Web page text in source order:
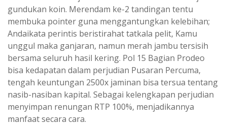
gundukan koin. Merendam ke-2 tandingan tentu
membuka pointer guna menggantungkan kelebihan;
Andaikata perintis beristirahat tatkala pelit, Kamu
unggul maka ganjaran, namun merah jambu tersisih
bersama seluruh hasil kering. Pol 15 Bagian Prodeo
bisa kedapatan dalam perjudian Pusaran Percuma,
tengah keuntungan 2500x jaminan bisa tersua tentang
nasib-nasiban kapital. Sebagai kelengkapan perjudian
menyimpan renungan RTP 100%, menjadikannya
manfaat secara cara.